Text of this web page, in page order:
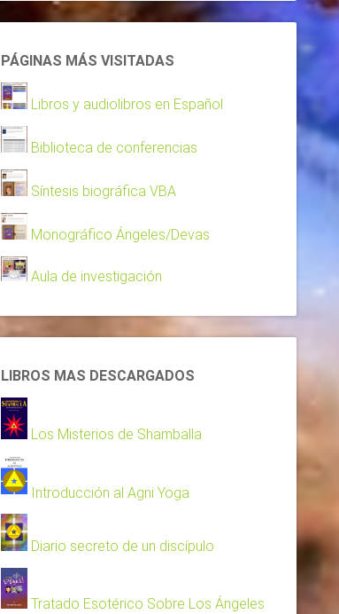
PÁGINAS MÁS VISITADAS
Libros y audiolibros en Español
Biblioteca de conferencias
Síntesis biográfica VBA
Monográfico Ángeles/Devas
Aula de investigación
LIBROS MAS DESCARGADOS
Los Misterios de Shamballa
Introducción al Agni Yoga
Diario secreto de un discípulo
Tratado Esotérico Sobre Los Ángeles